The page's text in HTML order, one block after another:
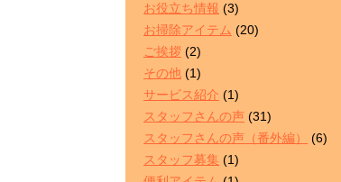
お役立ち情報 (3)
お掃除アイテム (20)
ご挨拶 (2)
その他 (1)
サービス紹介 (1)
スタッフさんの声 (31)
スタッフさんの声（番外編）
(6)
スタッフ募集 (1)